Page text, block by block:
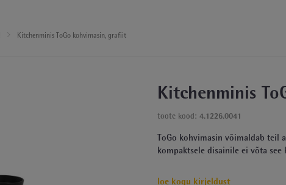
Kitchenminis ToGo kohvimasin, grafiit
Kitchenminis
toote kood:4.1226.0041
ToGo kohvimasin võimaldab teil
kompaktsele disainile ei võta
loe kogu kirjeldust